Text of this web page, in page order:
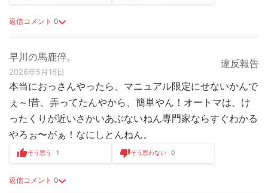
返信コメント 0
早川の馬鹿倅。
2026年5月16日
違反報告
本当におっさんやったら、マニュアル限定にせないかんで
ぇ～!昔、弄ってたんやから、簡単やん！オートマは、け
ったくりが近いさかいあぶないねん専門家ならすぐわかる
やろぉ〜がぁ！なにしとんねん。
返信コメント 0
そう思う 1 そう思わない 0